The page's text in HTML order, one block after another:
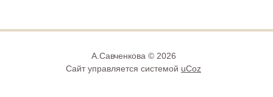
А.Савченкова © 2026
Сайт управляется системой uCoz